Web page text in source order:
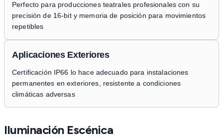
Perfecto para producciones teatrales profesionales con su
precisión de 16-bit y memoria de posición para movimientos
repetibles
Aplicaciones Exteriores
Certificación IP66 lo hace adecuado para instalaciones
permanentes en exteriores, resistente a condiciones
climáticas adversas
Iluminación Escénica